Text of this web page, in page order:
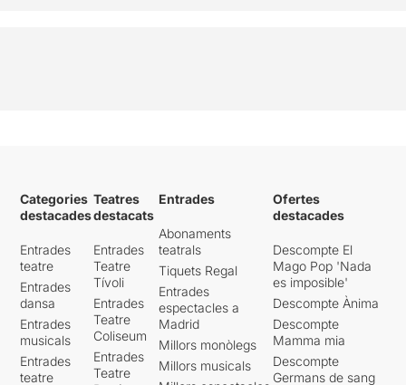
Categories
destacades
Entrades
teatre
Entrades
dansa
Entrades
musicals
Entrades
teatre
Teatres
destacats
Entrades
Teatre
Tívoli
Entrades
Teatre
Coliseum
Entrades
Teatre
Entrades
Abonaments
teatrals
Tiquets Regal
Entrades
espectacles a
Madrid
Millors monòlegs
Millors musicals
Ofertes
destacades
Descompte El
Mago Pop 'Nada
es imposible'
Descompte Ànima
Descompte
Mamma mia
Descompte
Germans de sang